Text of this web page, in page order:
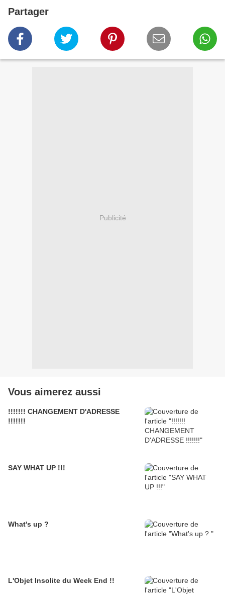
Partager
Publicité
Vous aimerez aussi
!!!!!!! CHANGEMENT D'ADRESSE
!!!!!!!
SAY WHAT UP !!!
What's up ?
L'Objet Insolite du Week End !!